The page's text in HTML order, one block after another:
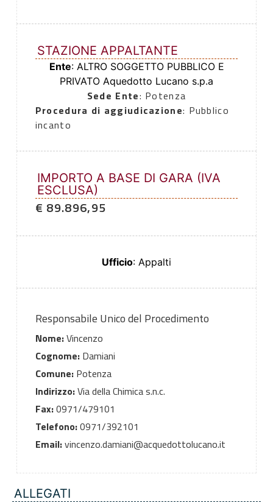
STAZIONE APPALTANTE
Ente: ALTRO SOGGETTO PUBBLICO E
PRIVATO Aquedotto Lucano s.p.a
Sede Ente: Potenza
Procedura di aggiudicazione: Pubblico
incanto
IMPORTO A BASE DI GARA (IVA
ESCLUSA)
€ 89.896,95
Ufficio: Appalti
Responsabile Unico del Procedimento
Nome:Vincenzo
Cognome:Damiani
Comune:Potenza
Indirizzo:Via della Chimica s.n.c.
Fax:0971/479101
Telefono:0971/392101
Email:vincenzo.damiani@acquedottolucano.it
ALLEGATI